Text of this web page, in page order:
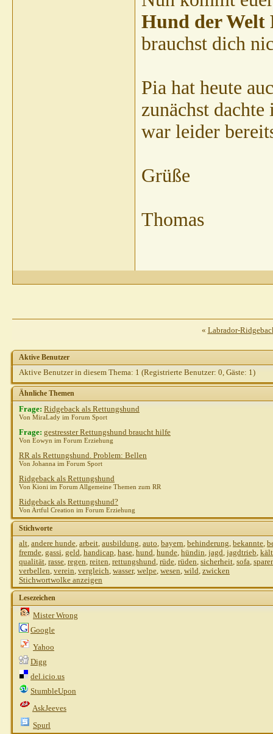
Thomas RAW:
Penfold
FrankyAW: Rettungshund
Thomas R AW: Rettungshund
Thomas R AW: Rettungshund06.10.2010,09:36
Hund der Welt
brauchst dich
Pia hat heute
zunächst
war leider
Grüße
Thomas
« Labrador-
Aktive Benutzer
Aktive Benutzer in diesem Thema: 1 (Registrierte Benutzer: 0, Gäste: 1)
Ähnliche Themen
Frage: Ridgeback als Rettungshund
Von MiraLady im Forum Sport
Frage: gestresster Rettungshund braucht hilfe
Von Eowyn im Forum Erziehung
RR als Rettungshund. Problem: Bellen
Von Johanna im Forum Sport
Ridgeback als Rettungshund
Von Kioni im Forum Allgemeine Themen zum RR
Ridgeback als Rettungshund?
Von Artful Creation im Forum Erziehung
Stichworte
alt, andere hunde, arbeit, ausbildung, auto, bayern, behinderung, bekannte,
fremde, gassi, geld, handicap, hase, hund, hunde, hündin, jagd, jagdtrieb,
qualität, rasse, regen, reiten, rettungshund, rüde, rüden, sicherheit, sofa,
verbellen, verein, vergleich, wasser, welpe, wesen, wild, zwicken
Stichwortwolke anzeigen
Lesezeichen
Mister Wrong
Google
Yahoo
Digg
del.icio.us
StumbleUpon
AskJeeves
Spurl